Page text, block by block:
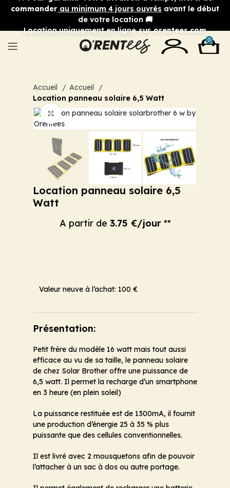
commander au minimum 4 jours ouvrés avant le début
de votre location 🚚
Location uniquement en lignesur orentees.com
0
Accueil
Accueil
Location panneau solaire 6,5 Watt
Cliquez pour agrandir
Location panneau solaire 6,5
Watt
A partir de 3.75 €/jour **
Valeur neuve à l’achat: 100 €
Présentation:
Petit frère du modèle 16 watt mais tout aussi
efficace au vu de sa taille, le panneau solaire
de chez Solar Brother offre une puissance de
6,5 watt. Il permet la recharge d’un smartphone
en 3 heure (en plein soleil)
La puissance restituée est de 1300mA, il fournit
une production d’énergie 25 à 35 % plus
puissante que des cellules conventionnelles.
Il est livré avec 2 mousquetons afin de pouvoir
l’attacher à un sac à dos ou autre portage.